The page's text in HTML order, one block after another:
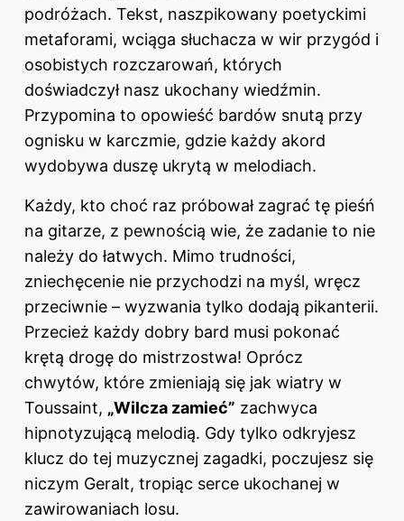
podróżach. Tekst, naszpikowany poetyckimi
metaforami, wciąga słuchacza w wir przygód i
osobistych rozczarowań, których
doświadczył nasz ukochany wiedźmin.
Przypomina to opowieść bardów snutą przy
ognisku w karczmie, gdzie każdy akord
wydobywa duszę ukrytą w melodiach.
Każdy, kto choć raz próbował zagrać tę pieśń
na gitarze, z pewnością wie, że zadanie to nie
należy do łatwych. Mimo trudności,
zniechęcenie nie przychodzi na myśl, wręcz
przeciwnie – wyzwania tylko dodają pikanterii.
Przecież każdy dobry bard musi pokonać
krętą drogę do mistrzostwa! Oprócz
chwytów, które zmieniają się jak wiatry w
Toussaint, „Wilcza zamieć” zachwyca
hipnotyzującą melodią. Gdy tylko odkryjesz
klucz do tej muzycznej zagadki, poczujesz się
niczym Geralt, tropiąc serce ukochanej w
zawirowaniach losu.